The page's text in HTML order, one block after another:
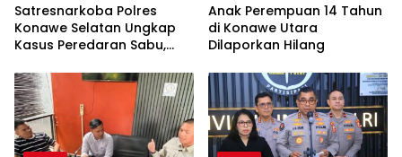
Satresnarkoba Polres
Konawe Selatan Ungkap
Kasus Peredaran Sabu,
Diamankan
Anak Perempuan 14 Tahun
di Konawe Utara
Dilaporkan Hilang